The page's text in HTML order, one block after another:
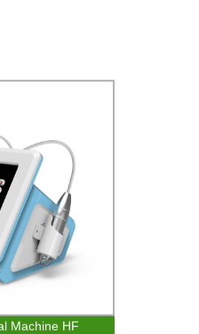
Machine HF